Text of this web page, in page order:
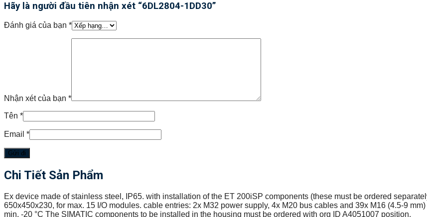
Hãy là người đầu tiên nhận xét “6DL2804-1DD30”
Đánh giá của bạn *
Nhận xét của bạn *
Tên *
Email *
Chi Tiết Sản Phẩm
Ex device made of stainless steel, IP65. with installation of the ET 200iSP components (these must be ordered
650x450x230, for max. 15 I/O modules. cable entries: 2x M32 power supply, 4x M20 bus cables and 39x M16 (4.5-9
min. -20 °C The SIMATIC components to be installed in the housing must be ordered with org ID A4051007 position.